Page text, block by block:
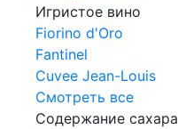
Игристое вино
Fiorino d'Oro
Fantinel
Cuvee Jean-Louis
Смотреть все
Содержание сахара